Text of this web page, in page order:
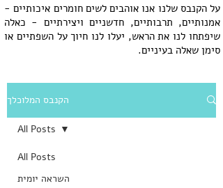
על הקנבס שלנו אנו אוהבים לשים חומרים איכותיים -
אמנותיים, תרבותיים, חדשניים ויצירתיים - כאלה
שיפתחו לנו את הראש, יעלו לנו חיוך על השפתיים או
סימן שאלה בעיניים.
הקנבס המלוכלך
All Posts
השראה יומית
All Posts